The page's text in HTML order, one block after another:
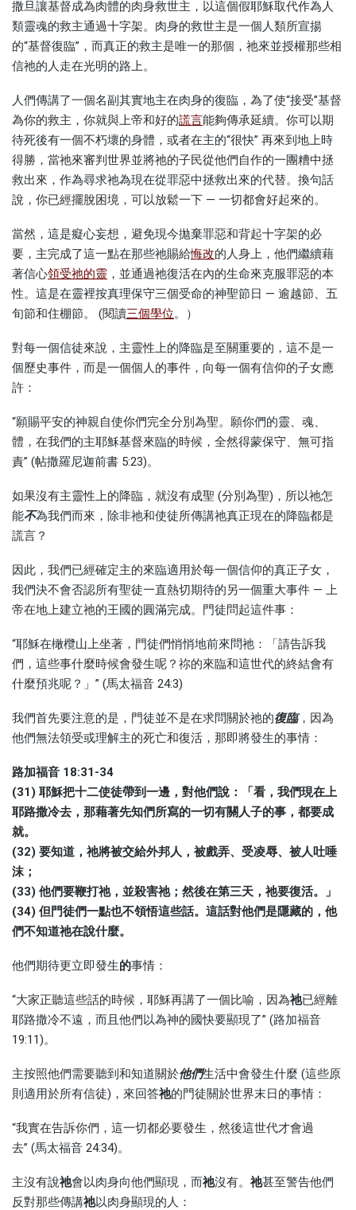
撒旦讓基督成為肉體的肉身救世主，以這個假耶穌取代作為人
類靈魂的救主通過十字架。肉身的救世主是一個人類所宣揚
的“基督復臨”，而真正的救主是唯一的那個，祂來並授權那些相
信祂的人走在光明的路上。
人們傳講了一個名副其實地主在肉身的復臨，為了使“接受”基督
為你的救主，你就與上帝和好的謊言能夠傳承延續。你可以期
待死後有一個不朽壞的身體，或者在主的“很快” 再來到地上時
得勝，當祂來審判世界並將祂的子民從他們自作的一團糟中拯
救出來，作為尋求祂為現在從罪惡中拯救出來的代替。換句話
說，你已經擺脫困境，可以放鬆一下 — 一切都會好起來的。
當然，這是癡心妄想，避免現今拋棄罪惡和背起十字架的必
要，主完成了這一點在那些祂賜給悔改的人身上，他們繼續藉
著信心領受祂的靈 ，並通過祂復活在內的生命來克服罪惡的本
性。這是在靈裡按真理保守三個受命的神聖節日 — 逾越節、五
旬節和住棚節。 (閱讀三個學位。）
對每一個信徒來說，主靈性上的降臨是至關重要的，這不是一
個歷史事件，而是一個個人的事件，向每一個有信仰的子女應
許：
“願賜平安的神親自使你們完全分別為聖。願你們的靈、魂、
體，在我們的主耶穌基督來臨的時候，全然得蒙保守、無可指
責” (帖撒羅尼迦前書 5:23)。
如果沒有主靈性上的降臨，就沒有成聖 (分別為聖)，所以祂怎
能不為我們而來，除非祂和使徒所傳講祂真正現在的降臨都是
謊言？
因此，我們已經確定主的來臨適用於每一個信仰的真正子女，
我們決不會否認所有聖徒一直熱切期待的另一個重大事件 — 上
帝在地上建立祂的王國的圓滿完成。門徒問起這件事：
“耶穌在橄欖山上坐著，門徒們悄悄地前來問祂：「請告訴我
們，這些事什麼時候會發生呢？祢的來臨和這世代的終結會有
什麼預兆呢？」” (馬太福音 24:3)
我們首先要注意的是，門徒並不是在求問關於祂的復臨，因為
他們無法領受或理解主的死亡和復活，那即將發生的事情：
路加福音 18:31-34
(31) 耶穌把十二使徒帶到一邊 ， 對他們說 ： 「看 ， 我們現在上
耶路撒冷去 ， 那藉著先知們所寫的一切有關 人子的事 ， 都要成
就。
(32) 要知道 ， 祂將被交給外邦人 ， 被戲弄、 受凌辱、 被人吐唾
沫 ；
(33) 他們要鞭打祂， 並殺害祂； 然後在第三天 ， 祂要復活。」
(34) 但門徒們一點也不領悟這些話。 這話對他們是隱藏的 ， 他
們不知道祂在說什麼。
他們期待更立即發生的事情：
“大家正聽這些話的時候，耶穌再講了一個比喻，因為祂已經離
耶路撒冷不遠，而且他們以為神的國快要顯現了” (路加福音
19:11)。
主按照他們需要聽到和知道關於他們生活中會發生什麼 (這些原
則適用於所有信徒)，來回答祂的門徒關於世界末日的事情：
“我實在告訴你們，這一切都必要發生，然後這世代才會過
去” (馬太福音 24:34)。
主沒有說祂會以肉身向他們顯現，而祂沒有。 祂甚至警告他們
反對那些傳講祂以肉身顯現的人：